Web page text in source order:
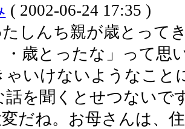
( 2002-06-24 17:35 )
しんち親が歳とって
・歳とったな」って思
ゃいけないようなこと
話を聞くとせつないで
だね。お母さんは、